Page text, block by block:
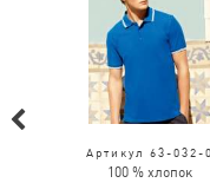
Обмен
в другом
Можно ли
Артикул 63-032-0
100 % хлопок